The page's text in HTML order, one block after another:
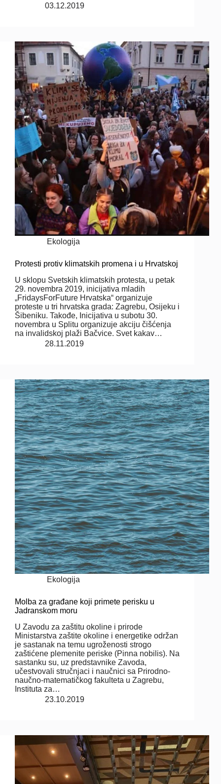
03.12.2019
Ekologija
Protesti protiv klimatskih promena i u Hrvatskoj
U sklopu Svetskih klimatskih protesta, u petak
29. novembra 2019, inicijativa mladih
„FridaysForFuture Hrvatska“ organizuje
proteste u tri hrvatska grada: Zagrebu, Osijeku i
Šibeniku. Takođe, Inicijativa u subotu 30.
novembra u Splitu organizuje akciju čišćenja
na invalidskoj plaži Bačvice. Svet kakav…
28.11.2019
Ekologija
Molba za građane koji primete perisku u
Jadranskom moru
U Zavodu za zaštitu okoline i prirode
Ministarstva zaštite okoline i energetike održan
je sastanak na temu ugroženosti strogo
zaštićene plemenite periske (Pinna nobilis). Na
sastanku su, uz predstavnike Zavoda,
učestvovali stručnjaci i naučnici sa Prirodno-
naučno-matematičkog fakulteta u Zagrebu,
Instituta za…
23.10.2019